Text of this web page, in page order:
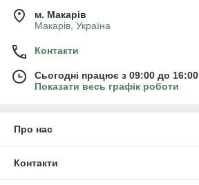
м. Mакарів
Mакарів, Україна
Контакти
Сьогодні працює з 09:00 до 16:00
Показати весь графік роботи
Про нас
Контакти